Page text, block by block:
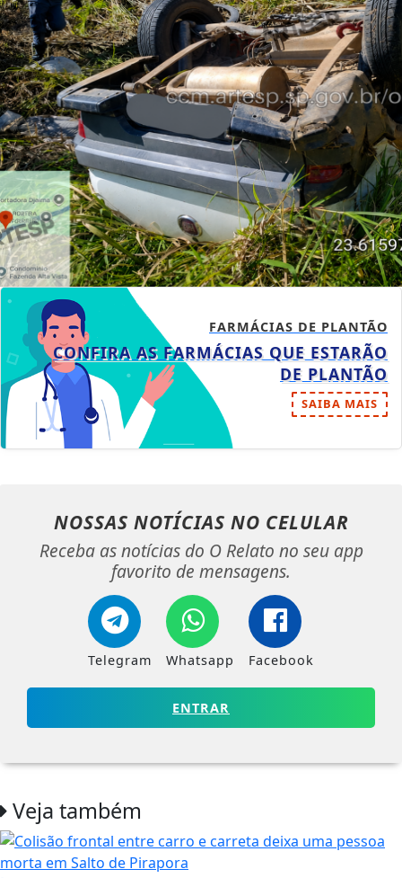
FARMÁCIAS DE PLANTÃO
CONFIRA AS FARMÁCIAS QUE ESTARÃO
DE PLANTÃO
SAIBA MAIS
NOSSAS NOTÍCIAS NO CELULAR
Receba as notícias do O Relato no seu app
favorito de mensagens.
Telegram Whatsapp Facebook
ENTRAR
Veja também